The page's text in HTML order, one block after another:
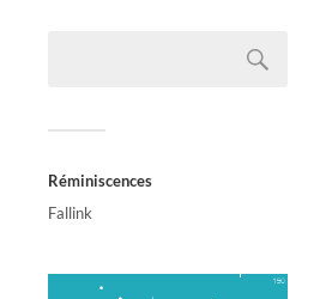
Réminiscences
Fallink